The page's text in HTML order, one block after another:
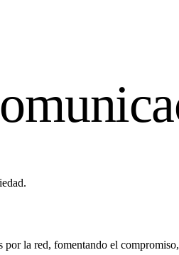
la red, fomentando el